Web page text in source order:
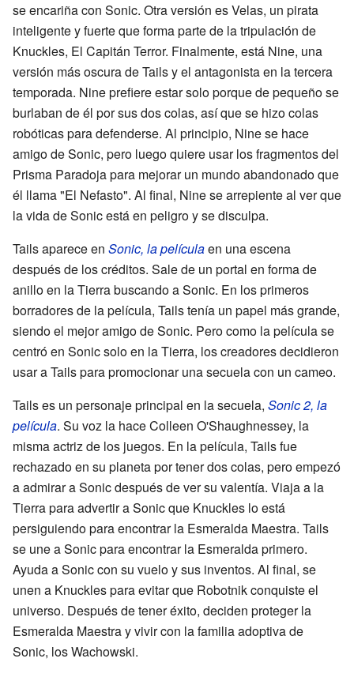
se encariña con Sonic. Otra versión es Velas, un pirata
inteligente y fuerte que forma parte de la tripulación de
Knuckles, El Capitán Terror. Finalmente, está Nine, una
versión más oscura de Tails y el antagonista en la tercera
temporada. Nine prefiere estar solo porque de pequeño se
burlaban de él por sus dos colas, así que se hizo colas
robóticas para defenderse. Al principio, Nine se hace
amigo de Sonic, pero luego quiere usar los fragmentos del
Prisma Paradoja para mejorar un mundo abandonado que
él llama "El Nefasto". Al final, Nine se arrepiente al ver que
la vida de Sonic está en peligro y se disculpa.
Tails aparece en Sonic, la películaen una escena
después de los créditos. Sale de un portal en forma de
anillo en la Tierra buscando a Sonic. En los primeros
borradores de la película, Tails tenía un papel más grande,
siendo el mejor amigo de Sonic. Pero como la película se
centró en Sonic solo en la Tierra, los creadores decidieron
usar a Tails para promocionar una secuela con un cameo.
Tails es un personaje principal en la secuela, Sonic 2, la
película. Su voz la hace Colleen O'Shaughnessey, la
misma actriz de los juegos. En la película, Tails fue
rechazado en su planeta por tener dos colas, pero empezó
a admirar a Sonic después de ver su valentía. Viaja a la
Tierra para advertir a Sonic que Knuckles lo está
persiguiendo para encontrar la Esmeralda Maestra. Tails
se une a Sonic para encontrar la Esmeralda primero.
Ayuda a Sonic con su vuelo y sus inventos. Al final, se
unen a Knuckles para evitar que Robotnik conquiste el
universo. Después de tener éxito, deciden proteger la
Esmeralda Maestra y vivir con la familia adoptiva de
Sonic, los Wachowski.